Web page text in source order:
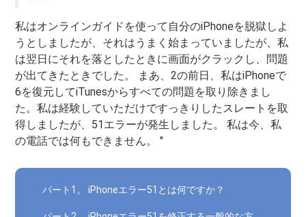
私はオンラインガイドを使って自分のiPhoneを脱獄しよ
うとしましたが、それはうまく始まっていましたが、私
は翌日にそれを落としたときに画面がクラックし、問題
が出てきたときでした。 まあ、2の前日、私はiPhoneで
6を復元してiTunesからすべての問題を取り除きまし
た。私は経験していただけですっきりしたスレートを取
得しましたが、51エラーが発生しました。 私は今、私
の電話では何もできません。 "
パート1。 iPhoneエラー51とは何ですか？